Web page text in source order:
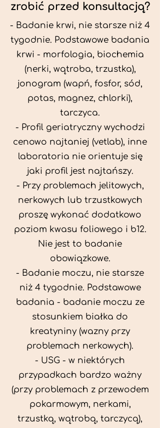
zrobić przed konsultacją?
- Badanie krwi, nie starsze niż 4
tygodnie. Podstawowe badania
krwi - morfologia, biochemia
(nerki, wątroba, trzustka),
jonogram (wapń, fosfor, sód,
potas, magnez, chlorki),
tarczyca.
- Profil geriatryczny wychodzi
cenowo najtaniej (vetlab), inne
laboratoria nie orientuje się
jaki profil jest najtańszy.
- Przy problemach jelitowych,
nerkowych lub trzustkowych
proszę wykonać dodatkowo
poziom kwasu foliowego i b12.
Nie jest to badanie
obowiązkowe.
- Badanie moczu, nie starsze
niż 4 tygodnie. Podstawowe
badania - badanie moczu ze
stosunkiem białka do
kreatyniny (wazny przy
problemach nerkowych).
- USG - w niektórych
przypadkach bardzo ważny
(przy problemach z przewodem
pokarmowym, nerkami,
trzustką, wątrobą, tarczycą),